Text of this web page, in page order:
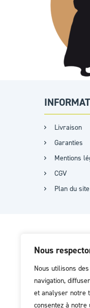
Nous
Nous utilisons
navigation,
et analyser notre
consentez à
Livraison
Garanties
Mentions
CGV
Plan du site